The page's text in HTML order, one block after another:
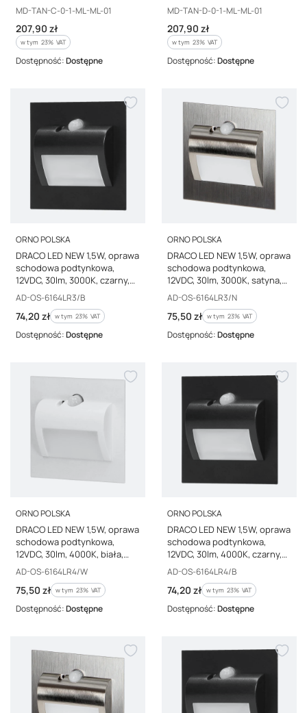
mat szt.
Kod producenta
MD-TAN-C-0-1-ML-ML-01
Cena brutto
207,90 zł
w tym %s VAT
w tym 23% VAT
Dostępność:Dostępne
mat szt.
Kod producenta
MD-TAN-D-0-1-ML-ML-01
Cena brutto
207,90 zł
w tym %s VAT
w tym 23% VAT
Dostępność:Dostępne
PRODUCENT
ORNO POLSKA
DRACO LED NEW 1,5W, oprawa
schodowa podtynkowa,
12VDC, 30lm, 3000K, czarny,
czujnik ruchu i zmierzchu AD-
OS-6164LR3/B
Kod producenta
AD-OS-6164LR3/B
Cena brutto
74,20 zł w tym %s VAT
w tym 23% VAT
Dostępność:Dostępne
PRODUCENT
ORNO POLSKA
DRACO LED NEW 1,5W, oprawa
schodowa podtynkowa,
12VDC, 30lm, 3000K, satyna,
czujnik ruchu i zmierzchu AD-
OS-6164LR3/N
Kod producenta
AD-OS-6164LR3/N
Cena brutto
75,50 zł w tym %s VAT
w tym 23% VAT
Dostępność:Dostępne
PRODUCENT
ORNO POLSKA
DRACO LED NEW 1,5W, oprawa
schodowa podtynkowa,
12VDC, 30lm, 4000K, biała,
czujnik ruchu i zmierzchu AD-
OS-6164LR4/W
Kod producenta
AD-OS-6164LR4/W
Cena brutto
75,50 zł w tym %s VAT
w tym 23% VAT
Dostępność:Dostępne
PRODUCENT
ORNO POLSKA
DRACO LED NEW 1,5W, oprawa
schodowa podtynkowa,
12VDC, 30lm, 4000K, czarny,
czujnik ruchu i zmierzchu AD-
OS-6164LR4/B
Kod producenta
AD-OS-6164LR4/B
Cena brutto
74,20 zł w tym %s VAT
w tym 23% VAT
Dostępność:Dostępne